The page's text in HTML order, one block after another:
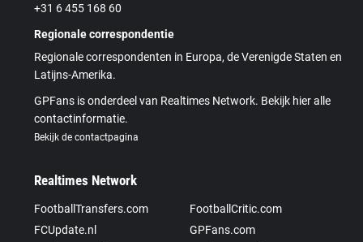
+31 6 455 168 60
Regionale correspondentie
Regionale correspondenten in Europa, de Verenigde Staten en
Latijns-Amerika.
GPFans is onderdeel van Realtimes Network. Bekijk hier alle
contactinformatie.
Bekijk de contactpagina
Realtimes Network
FootballTransfers.com
FootballCritic.com
FCUpdate.nl
GPFans.com